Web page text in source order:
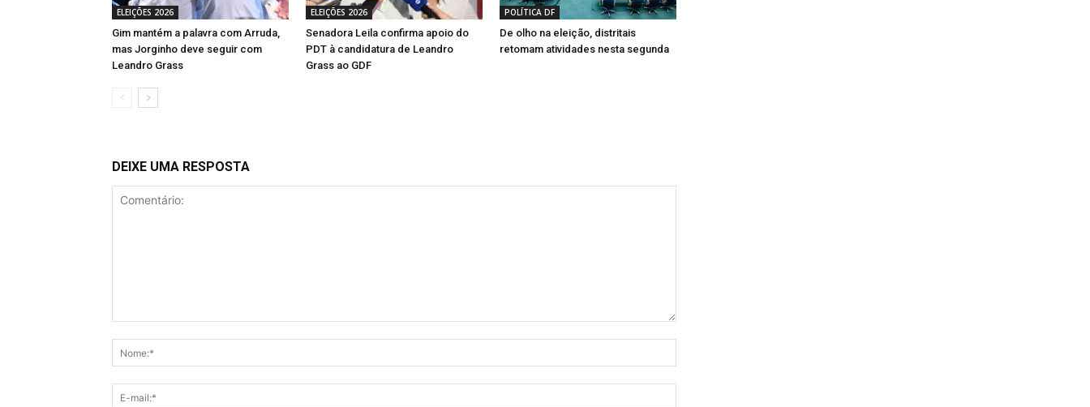
ELEIÇÕES 2026
Gim mantém a palavra com Arruda,
mas Jorginho deve seguir com
Leandro Grass
ELEIÇÕES 2026
Senadora Leila confirma apoio do
PDT à candidatura de Leandro
Grass ao GDF
POLÍTICA DF
De olho na eleição, distritais
retomam atividades nesta segunda
DEIXE UMA RESPOSTA